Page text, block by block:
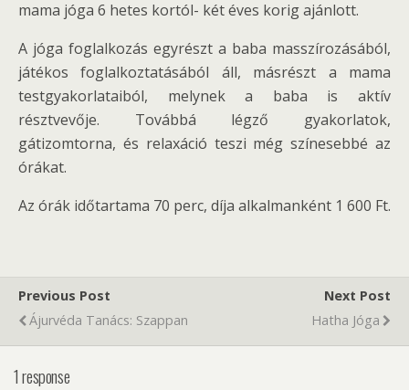
mama jóga 6 hetes kortól- két éves korig ajánlott.
A jóga foglalkozás egyrészt a baba masszírozásából,
játékos foglalkoztatásából áll, másrészt a mama
testgyakorlataiból, melynek a baba is aktív
résztvevője. Továbbá légző gyakorlatok,
gátizomtorna, és relaxáció teszi még színesebbé az
órákat.
Az órák időtartama 70 perc, díja alkalmanként 1 600 Ft.
Previous Post
Ájurvéda Tanács: Szappan
Next Post
Hatha Jóga
1 response